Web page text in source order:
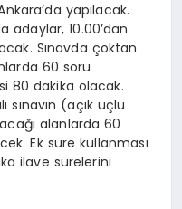
yapılacak.
adaylar, 10.00’dan
Sınavda çoktan
60 soru
80 dakika olacak.
sınavın (açık uçlu
alanlarda 60
Ek süre kullanması
ilave sürelerini